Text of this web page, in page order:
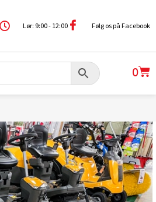
Lør: 9:00 - 12:00 Følg os på Facebook
0